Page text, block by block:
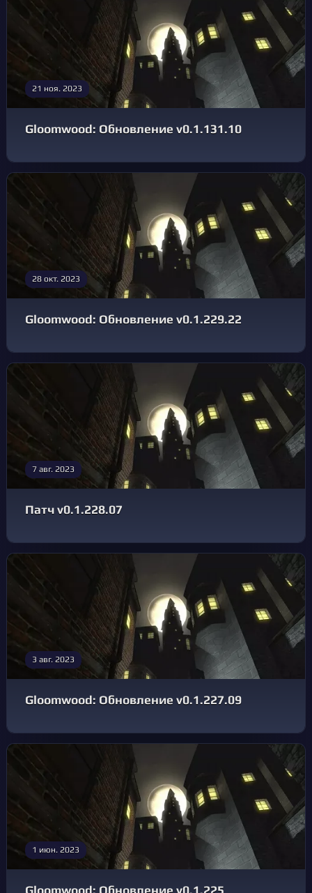
21 ноя. 2023
Gloomwood: Обновление v0.1.131.10
28 окт. 2023
Gloomwood: Обновление v0.1.229.22
7 авг. 2023
Патч v0.1.228.07
3 авг. 2023
Gloomwood: Обновление v0.1.227.09
1 июн. 2023
Gloomwood: Обновление v0.1.225